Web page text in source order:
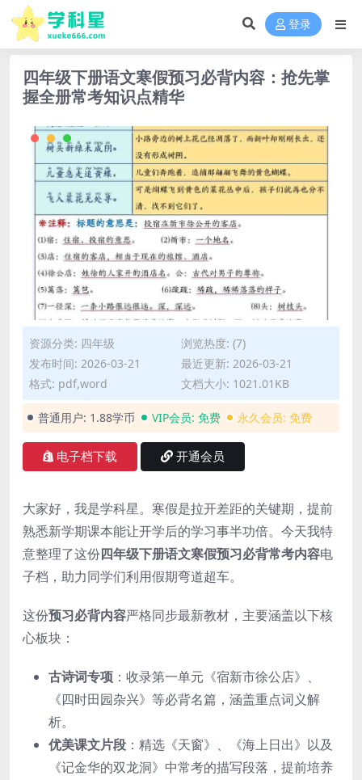
登录
四年级下册语文寒假预习必背内容：抢先掌
握全册常考知识点精华
资源分类: 四年级
浏览热度: (7)
发布时间: 2026-03-21
最近更新: 2026-03-21
格式: pdf,word
文档大小: 1021.01KB
普通用户: 1.88学币 VIP会员: 免费 永久会员: 免费
电子档下载 开通会员
大家好，我是学科星。寒假是拉开差距的关键期，提前
熟悉新学期课本能让开学后的学习事半功倍。今天我特
意整理了这份四年级下册语文寒假预习必背常考内容电
子档，助力同学们利用假期弯道超车。
这份预习必背内容严格同步最新教材，主要涵盖以下核
心板块：
古诗词专项 ：收录第一单元《宿新市徐公店》、
《四时田园杂兴》等必背名篇，涵盖重点词义解
析。
优美课文片段 ：精选《天窗》、《海上日出》以及
《记金华的双龙洞》中常考的描写段落，提前培养